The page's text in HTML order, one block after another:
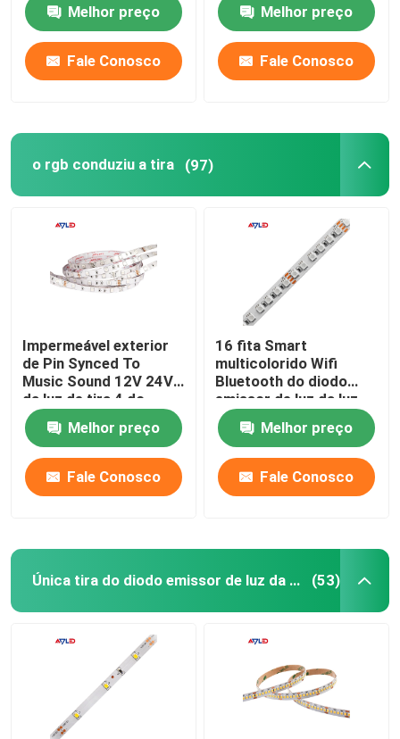
do armárioMelhor preço
Fale Conosco
super 24VMelhor preço
Fale Conosco
o rgb conduziu a tira (97)
Impermeável exterior
de Pin Synced To
Music Sound 12V 24V
da luz de tira 4 do
diodo emissor de luz
de SMD 5050 RGB
Melhor preço
Fale Conosco
16 fita Smart
multicolorido Wifi
Bluetooth do diodo
emissor de luz da luz
de tira do diodo
emissor de luz do Ft
5050 RGB verificável
Melhor preço
Fale Conosco
Única tira do diodo emissor de luz da cor (53)